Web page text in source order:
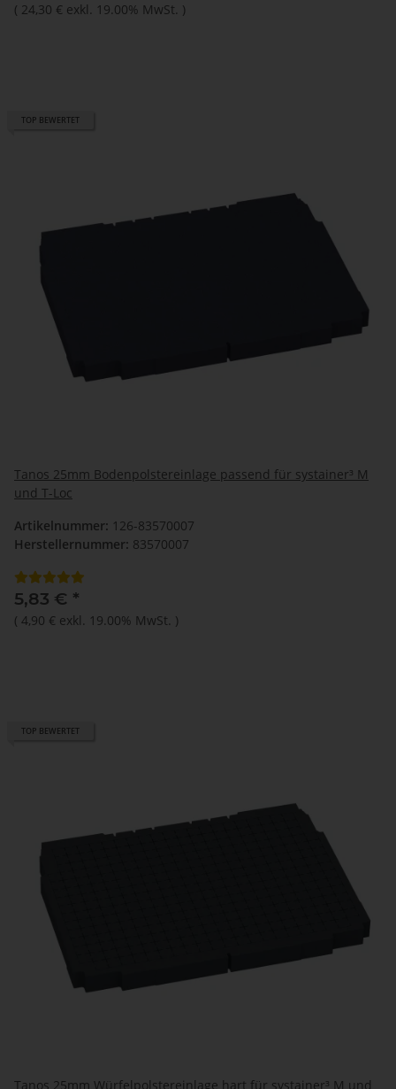
( 24,30 € exkl. 19.00% MwSt. )
TOP BEWERTET
Tanos 25mm Bodenpolstereinlage passend für systainer³ M
und T-Loc
Artikelnummer: 126-83570007
Herstellernummer: 83570007
5,83 € *
( 4,90 € exkl. 19.00% MwSt. )
TOP BEWERTET
Tanos 25mm Würfelpolstereinlage hart für systainer³ M und